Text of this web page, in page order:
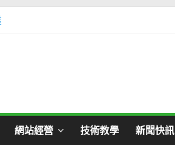
Card 網站
戲教學
網站經營 技術教學 新聞快訊